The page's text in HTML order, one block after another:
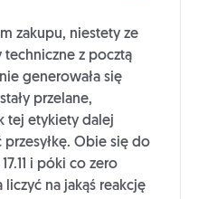
zakupu, niestety ze
z pocztą
generowała się
przelane,
tej etykiety dalej
Obie się do
i póki co zero
na jakąś reakcję